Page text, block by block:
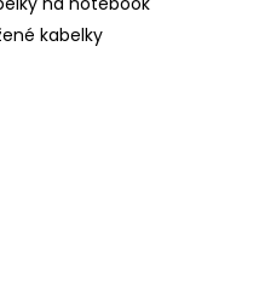
kabelky